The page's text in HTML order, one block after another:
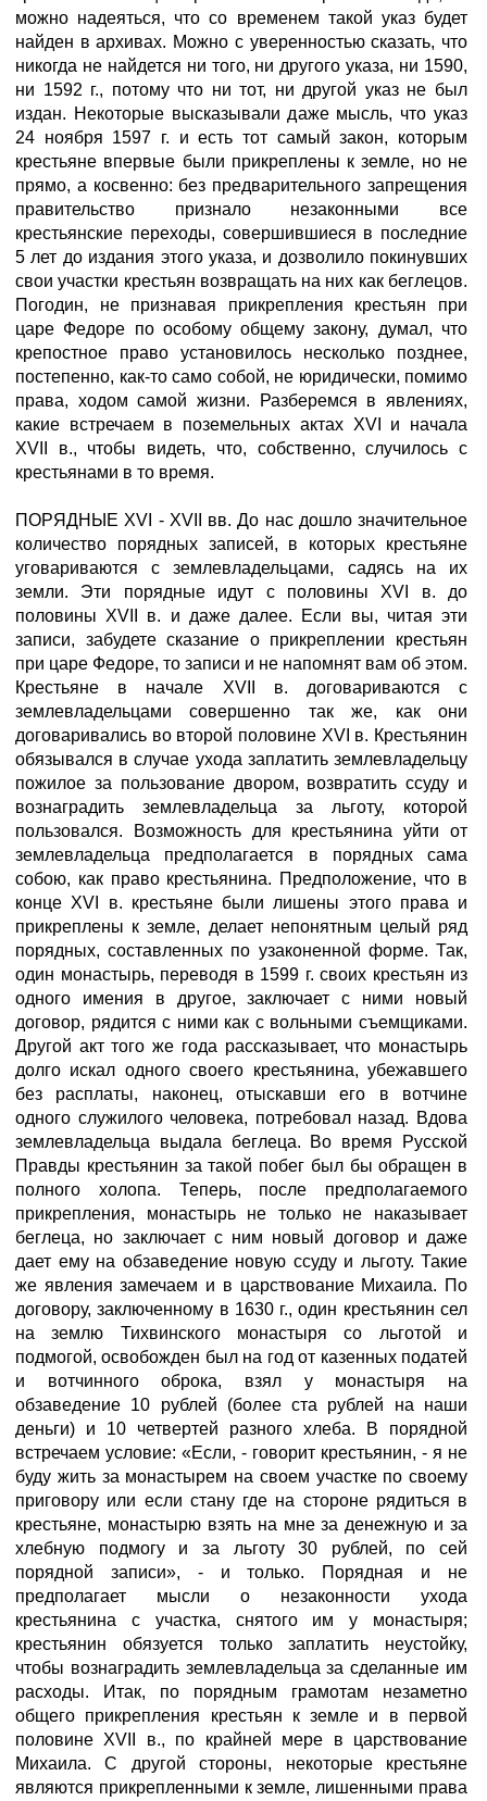
можно надеяться, что со временем такой указ будет
найден в архивах. Можно с уверенностью сказать, что
никогда не найдется ни того, ни другого указа, ни 1590,
ни 1592 г., потому что ни тот, ни другой указ не был
издан. Некоторые высказывали даже мысль, что указ
24 ноября 1597 г. и есть тот самый закон, которым
крестьяне впервые были прикреплены к земле, но не
прямо, а косвенно: без предварительного запрещения
правительство признало незаконными все
крестьянские переходы, совершившиеся в последние
5 лет до издания этого указа, и дозволило покинувших
свои участки крестьян возвращать на них как беглецов.
Погодин, не признавая прикрепления крестьян при
царе Федоре по особому общему закону, думал, что
крепостное право установилось несколько позднее,
постепенно, как-то само собой, не юридически, помимо
права, ходом самой жизни. Разберемся в явлениях,
какие встречаем в поземельных актах XVI и начала
XVII в., чтобы видеть, что, собственно, случилось с
крестьянами в то время.
ПОРЯДНЫЕ XVI - XVII вв. До нас дошло значительное
количество порядных записей, в которых крестьяне
уговариваются с землевладельцами, садясь на их
земли. Эти порядные идут с половины XVI в. до
половины XVII в. и даже далее. Если вы, читая эти
записи, забудете сказание о прикреплении крестьян
при царе Федоре, то записи и не напомнят вам об этом.
Крестьяне в начале XVII в. договариваются с
землевладельцами совершенно так же, как они
договаривались во второй половине XVI в. Крестьянин
обязывался в случае ухода заплатить землевладельцу
пожилое за пользование двором, возвратить ссуду и
вознаградить землевладельца за льготу, которой
пользовался. Возможность для крестьянина уйти от
землевладельца предполагается в порядных сама
собою, как право крестьянина. Предположение, что в
конце XVI в. крестьяне были лишены этого права и
прикреплены к земле, делает непонятным целый ряд
порядных, составленных по узаконенной форме. Так,
один монастырь, переводя в 1599 г. своих крестьян из
одного имения в другое, заключает с ними новый
договор, рядится с ними как с вольными съемщиками.
Другой акт того же года рассказывает, что монастырь
долго искал одного своего крестьянина, убежавшего
без расплаты, наконец, отыскавши его в вотчине
одного служилого человека, потребовал назад. Вдова
землевладельца выдала беглеца. Во время Русской
Правды крестьянин за такой побег был бы обращен в
полного холопа. Теперь, после предполагаемого
прикрепления, монастырь не только не наказывает
беглеца, но заключает с ним новый договор и даже
дает ему на обзаведение новую ссуду и льготу. Такие
же явления замечаем и в царствование Михаила. По
договору, заключенному в 1630 г., один крестьянин сел
на землю Тихвинского монастыря со льготой и
подмогой, освобожден был на год от казенных податей
и вотчинного оброка, взял у монастыря на
обзаведение 10 рублей (более ста рублей на наши
деньги) и 10 четвертей разного хлеба. В порядной
встречаем условие: «Если, - говорит крестьянин, - я не
буду жить за монастырем на своем участке по своему
приговору или если стану где на стороне рядиться в
крестьяне, монастырю взять на мне за денежную и за
хлебную подмогу и за льготу 30 рублей, по сей
порядной записи», - и только. Порядная и не
предполагает мысли о незаконности ухода
крестьянина с участка, снятого им у монастыря;
крестьянин обязуется только заплатить неустойку,
чтобы вознаградить землевладельца за сделанные им
расходы. Итак, по порядным грамотам незаметно
общего прикрепления крестьян к земле и в первой
половине XVII в., по крайней мере в царствование
Михаила. С другой стороны, некоторые крестьяне
являются прикрепленными к земле, лишенными права